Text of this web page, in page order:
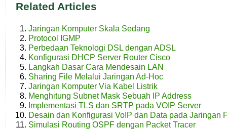
Related Articles
Jaringan Komputer Skala Sedang
Protocol IGMP
Perbedaan Teknologi DSL dengan ADSL
Konfigurasi DHCP Server Router Cisco
Langkah Dasar Cara Mendesain LAN
Sharing File Melalui Jaringan Ad-Hoc
Jaringan Komputer Via Kabel Listrik
Menghitung Subnet Mask Sebuah IP Address
Implementasi TLS dan SRTP pada VOIP Server
Desain dan Konfigurasi VoIP dan Data pada Jaringan
Simulasi Routing OSPF dengan Packet Tracer